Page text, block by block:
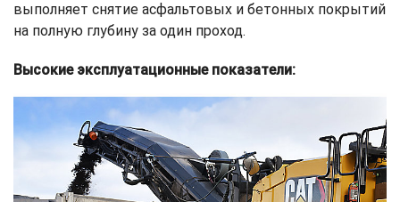
выполняет снятие асфальтовых и бетонных покрытий
на полную глубину за один проход.
Высокие эксплуатационные показатели: